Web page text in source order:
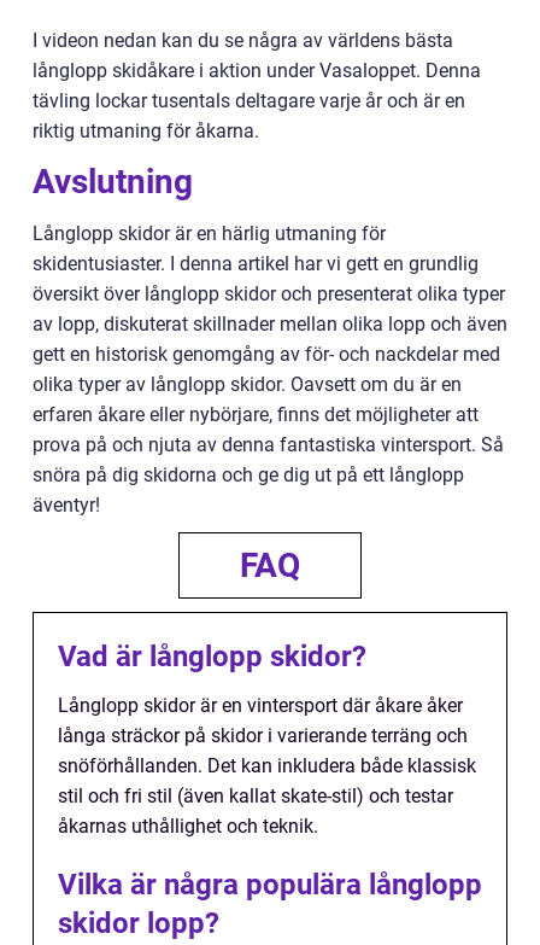
I videon nedan kan du se några av världens bästa
långlopp skidåkare i aktion under Vasaloppet. Denna
tävling lockar tusentals deltagare varje år och är en
riktig utmaning för åkarna.
Avslutning
Långlopp skidor är en härlig utmaning för
skidentusiaster. I denna artikel har vi gett en grundlig
översikt över långlopp skidor och presenterat olika typer
av lopp, diskuterat skillnader mellan olika lopp och även
gett en historisk genomgång av för- och nackdelar med
olika typer av långlopp skidor. Oavsett om du är en
erfaren åkare eller nybörjare, finns det möjligheter att
prova på och njuta av denna fantastiska vintersport. Så
snöra på dig skidorna och ge dig ut på ett långlopp
äventyr!
FAQ
Vad är långlopp skidor?
Långlopp skidor är en vintersport där åkare åker
långa sträckor på skidor i varierande terräng och
snöförhållanden. Det kan inkludera både klassisk
stil och fri stil (även kallat skate-stil) och testar
åkarnas uthållighet och teknik.
Vilka är några populära långlopp
skidor lopp?